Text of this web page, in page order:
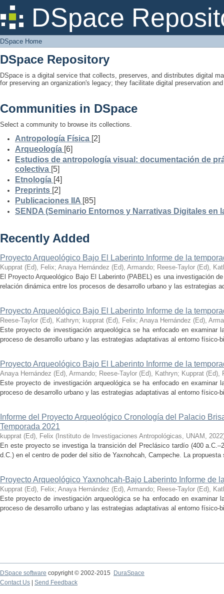
DSpace
DSpace Home
DSpace Home
DSpace Repository
DSpace is a digital service that collects, preserves, and distributes digital
for preserving an organization's legacy; they facilitate digital preservation
Communities in DSpace
Select a community to browse its collections.
Antropología Física [2]
Arqueología [6]
Estudios de antropología visual: documentación de
colectiva [5]
Etnología [4]
Preprints [2]
Publicaciones IIA [85]
SENDA (Seminario Entornos y Narrativas Digitales en
Recently Added
Proyecto Arqueológico Bajo El Laberinto Informe de la
Kupprat (Ed), Felix; Anaya Hernández (Ed), Armando; Reese-Taylor (Ed),
El Proyecto Arqueológico Bajo El Laberinto (PABEL) es una investigación
relación dinámica entre los procesos de desarrollo urbano y las estrategias
Proyecto Arqueológico Bajo El Laberinto Informe de la
Reese-Taylor (Ed), Kathryn; kupprat (Ed), Felix; Anaya Hernández (Ed),
Este proyecto de investigación arqueológica se ha enfocado en examinar
proceso de desarrollo urbano y las estrategias adaptativas al entorno físico-
Proyecto Arqueológico Bajo El Laberinto Informe de la
Anaya Hernández (Ed), Armando; Reese-Taylor (Ed), Kathryn; Kupprat (Ed),
Este proyecto de investigación arqueológica se ha enfocado en examinar
proceso de desarrollo urbano y las estrategias adaptativas al entorno físico-
Informe del Proyecto Arqueológico Cronología del Palacio
Temporada 2021
kupprat (Ed), Felix ( Instituto de Investigaciones Antropológicas, UNAM , 2022
En este proyecto se investiga la transición del Preclásico tardío (400
d.C.) en el centro de poder del sitio de Yaxnohcah, Campeche. La
Proyecto Arqueológico Yaxnohcah-Bajo Laberinto Informe de
Kupprat (Ed), Felix; Anaya Hernández (Ed), Armando; Reese-Taylor (Ed),
Este proyecto de investigación arqueológica se ha enfocado en examinar
proceso de desarrollo urbano y las estrategias adaptativas al entorno físico-
DSpace software copyright © 2002-2015
DuraSpace
Contact Us
Send Feedback